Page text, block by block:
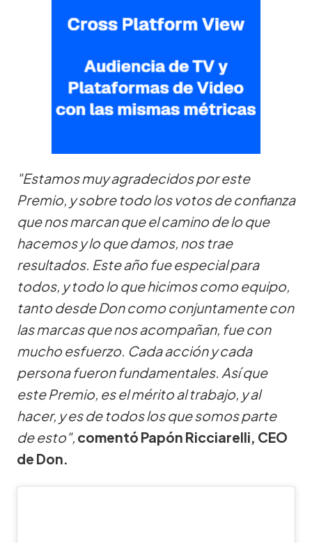
"Estamos muy agradecidos por este
Premio, y sobre todo los votos de confianza
que nos marcan que el camino de lo que
hacemos y lo que damos, nos trae
resultados. Este año fue especial para
todos, y todo lo que hicimos como equipo,
tanto desde Don como conjuntamente con
las marcas que nos acompañan, fue con
mucho esfuerzo. Cada acción y cada
persona fueron fundamentales. Así que
este Premio, es el mérito al trabajo, y al
hacer, y es de todos los que somos parte
de esto", comentó Papón Ricciarelli, CEO
de Don.